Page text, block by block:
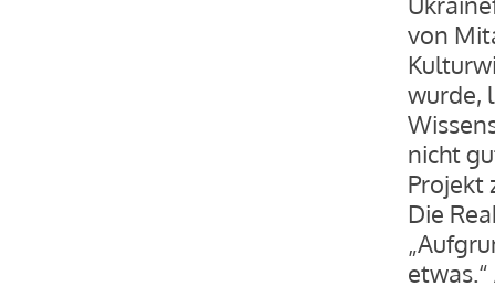
von
wurde,
nicht
Projekt
Die